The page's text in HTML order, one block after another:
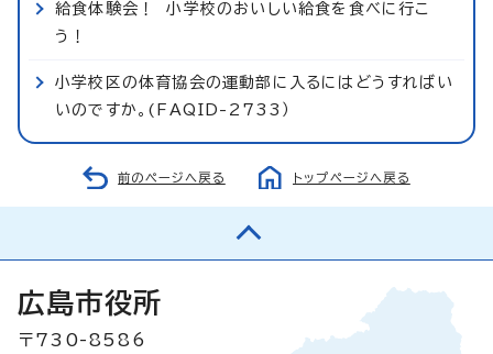
給食体験会！ 小学校のおいしい給食を食べに行こ
う！
小学校区の体育協会の運動部に入るにはどうすればい
いのですか。(FAQID-2733）
前のページへ戻る トップページへ戻る
広島市役所
〒730-8586